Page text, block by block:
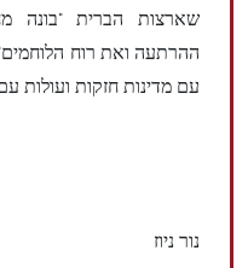
שארצות הברית
ההרתעה ואת רוח הלוחמים",
עם מדינות חזקות ועולות
נור ניוז